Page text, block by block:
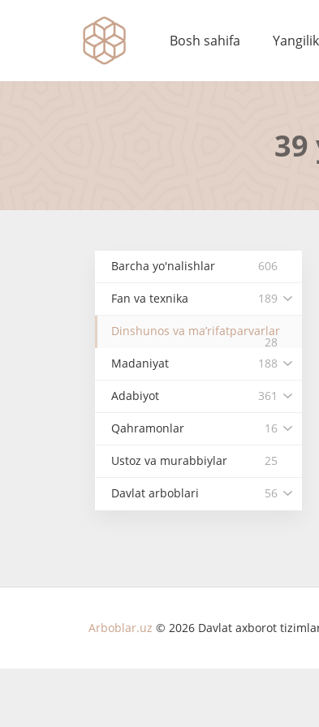
Bosh sahifa
Barcha yo'nalishlar 606
Fan va texnika 189
Dinshunos va ma’rifatparvarlar
28
Madaniyat
188
Adabiyot 361
Qahramonlar 16
Ustoz va murabbiylar 25
Davlat arboblari 56
Arboblar.uz © 2026 Davlat axborot